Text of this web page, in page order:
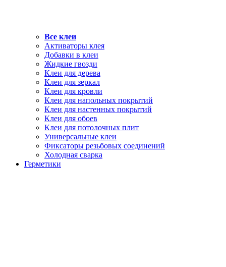
Все клеи
Активаторы клея
Добавки в клеи
Жидкие гвозди
Клеи для дерева
Клеи для зеркал
Клеи для кровли
Клеи для напольных покрытий
Клеи для настенных покрытий
Клеи для обоев
Клеи для потолочных плит
Универсальные клеи
Фиксаторы резьбовых соединений
Холодная сварка
Герметики